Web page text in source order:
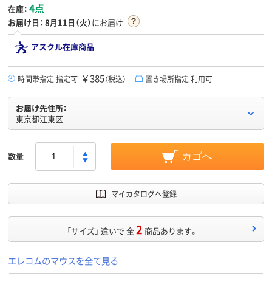
在庫： 4点
お届け日： 8月11日（火）にお届け
アスクル在庫商品
時間帯指定 指定可 ￥385（税込） 置き場所指定 利用可
お届け先住所：
東京都江東区
数量 カゴへ
マイカタログへ登録
「サイズ」 違いで 全2 商品あります。
エレコムのマウスを全て見る